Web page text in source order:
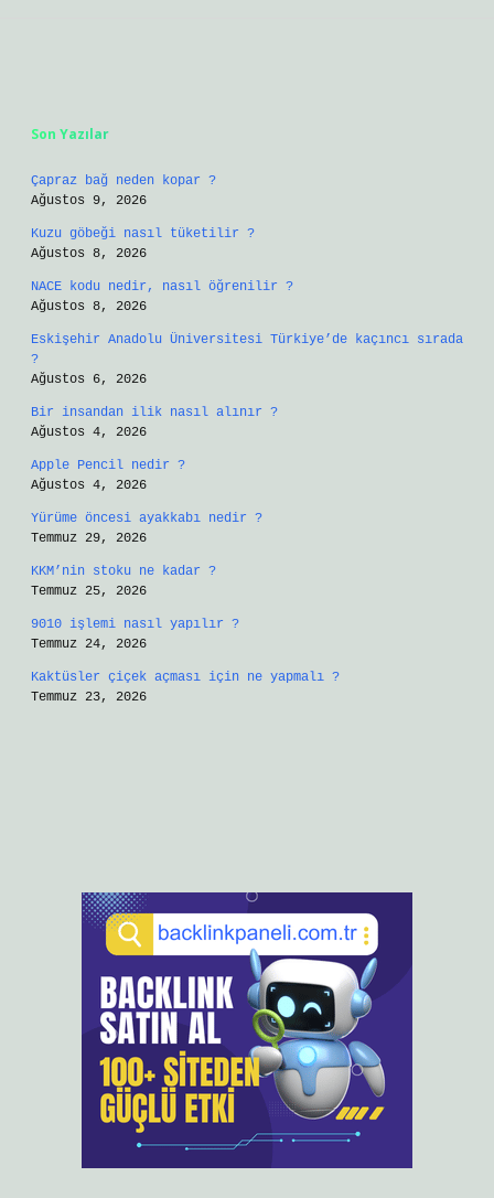
Son Yazılar
Çapraz bağ neden kopar ?
Ağustos 9, 2026
Kuzu göbeği nasıl tüketilir ?
Ağustos 8, 2026
NACE kodu nedir, nasıl öğrenilir ?
Ağustos 8, 2026
Eskişehir Anadolu Üniversitesi Türkiye’de kaçıncı sırada
?
Ağustos 6, 2026
Bir insandan ilik nasıl alınır ?
Ağustos 4, 2026
Apple Pencil nedir ?
Ağustos 4, 2026
Yürüme öncesi ayakkabı nedir ?
Temmuz 29, 2026
KKM’nin stoku ne kadar ?
Temmuz 25, 2026
9010 işlemi nasıl yapılır ?
Temmuz 24, 2026
Kaktüsler çiçek açması için ne yapmalı ?
Temmuz 23, 2026